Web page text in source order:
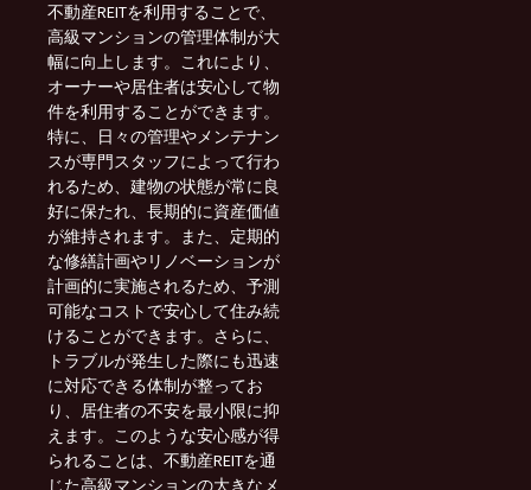
不動産REITを利用することで、
高級マンションの管理体制が大
幅に向上します。これにより、
オーナーや居住者は安心して物
件を利用することができます。
特に、日々の管理やメンテナン
スが専門スタッフによって行わ
れるため、建物の状態が常に良
好に保たれ、長期的に資産価値
が維持されます。また、定期的
な修繕計画やリノベーションが
計画的に実施されるため、予測
可能なコストで安心して住み続
けることができます。さらに、
トラブルが発生した際にも迅速
に対応できる体制が整ってお
り、居住者の不安を最小限に抑
えます。このような安心感が得
られることは、不動産REITを通
じた高級マンションの大きなメ